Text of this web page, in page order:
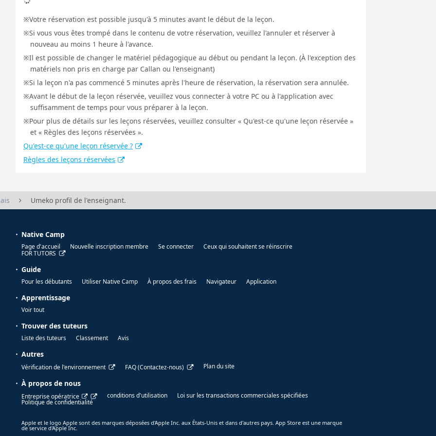
Votre réservation est possible jusqu'à 5 minutes avant le début de la leçon.
Si vous vous êtes trompé dans le contenu de votre réservation, veuillez l'annuler et réserver à
nouveau au moins 1 heure à l'avance.
Il est possible de changer le matériel pédagogique au début ou pendant la leçon. (À l'exception des
matériels non pris en charge par Callan ou l'enseignant)
Si la leçon n'a pas commencé 5 minutes après l'heure de réservation, la réservation sera annulée.
Avant le début de la leçon réservée, veuillez vous connecter à votre PC ou à l'application avec
suffisamment de temps pour vous préparer à la leçon.
Pour plus de détails sur les leçons réservées, veuillez consulter « Qu'est-ce qu'une leçon réservée »
et « Règles des leçons réservées ».
Qu'est-ce qu'une leçon réservée ?
Règles des leçons réservées
Umeko profil de l'enseignant.
Native Camp
Page d'accueil Nouvelle inscription membre Se connecter
Ceux qui souhaitent se réinscrire
FOR TUTORS
Guide
Pour les débutants Utiliser Native Camp À propos des frais Navigateur Application
Apprentissage
Voir tout
Trouver des tuteurs
Liste des tuteurs Classement Avis
Autres
Vérification de l'environnement FAQ (Contactez-nous) Plan du site
À propos de nous
Entreprise opératrice conditions d'utilisation
Loi sur les transactions commerciales spécifiées
Politique de confidentialité
Apple et le logo Apple sont des marques déposées d'Apple Inc. aux États-Unis et dans d'autres pays. App Store est une marque
de service d'Apple Inc.